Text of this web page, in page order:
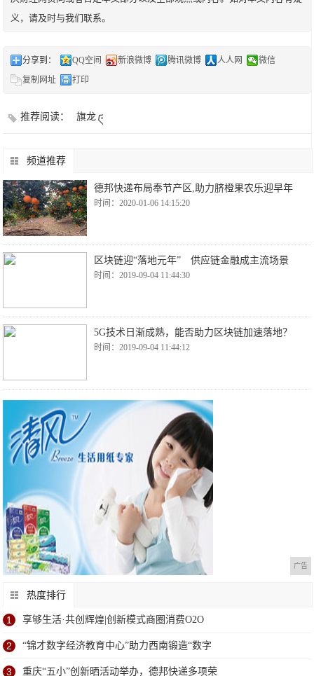
义，请及时与我们联系。
分享到： QQ空间 新浪微博 腾讯微博 人人网
微信
复制网址
打印
推荐阅读： 旗龙
频道推荐
德邦快递布局奉节产区,助力脐橙果农乐迎早年
时间：2020-01-06 14:15:20
区块链迎“落地元年” 供应链金融成主流场景
时间：2019-09-04 11:44:30
5G技术日渐成熟，能否助力区块链加速落地？
时间：2019-09-04 11:44:12
广告
热度排行
1 享够生活·共创辉煌|创新模式商圈消费O2O
2 “锦才数字经济教育中心”助力西南锻造“数字
3 重庆“五小”创新晒活动举办，德邦快递多项荣